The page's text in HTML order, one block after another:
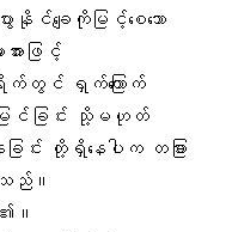
နိုင်ချေကိုမြင့်စေသော
ားဖြင့်
တွင် ရှက်ကြောက်
င်ခြင်း သို့မဟုတ်
း တို့ရှိနေပါက တခြား
သည်။
၏။